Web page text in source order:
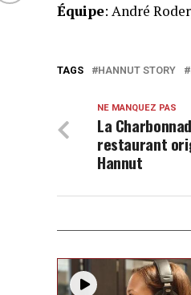
Équipe: André
TAGS HANNUT STORY
NE MANQUEZ PAS
La
restaurant
Hannut